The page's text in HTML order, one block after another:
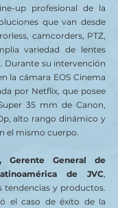
up profesional de la
que van desde
camcorders, PTZ,
variedad de lentes
Durante su intervención
la cámara EOS Cinema
por Netflix, que posee
35 mm de Canon,
alto rango dinámico y
el mismo cuerpo.
Gerente General de
de JVC,
y productos.
el caso de éxito de la